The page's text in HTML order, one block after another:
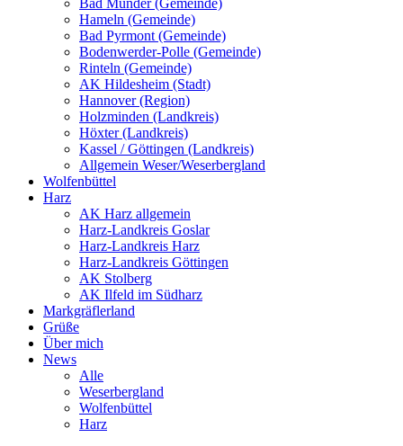
Bad Münder (Gemeinde)
Hameln (Gemeinde)
Bad Pyrmont (Gemeinde)
Bodenwerder-Polle (Gemeinde)
Rinteln (Gemeinde)
AK Hildesheim (Stadt)
Hannover (Region)
Holzminden (Landkreis)
Höxter (Landkreis)
Kassel / Göttingen (Landkreis)
Allgemein Weser/Weserbergland
Wolfenbüttel
Harz
AK Harz allgemein
Harz-Landkreis Goslar
Harz-Landkreis Harz
Harz-Landkreis Göttingen
AK Stolberg
AK Ilfeld im Südharz
Markgräflerland
Grüße
Über mich
News
Alle
Weserbergland
Wolfenbüttel
Harz